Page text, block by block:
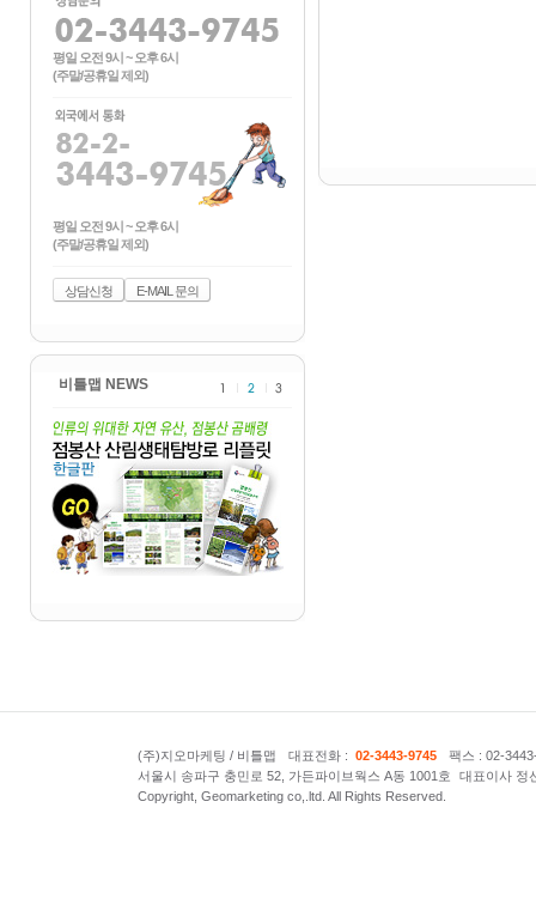
평일 오전 9시 ~ 오후 6시
(주말/공휴일 제외)
평일 오전 9시 ~ 오후 6시
(주말/공휴일 제외)
상담신청 E-MAIL 문의
비틀맵 NEWS
(주)지오마케팅 / 비틀맵 대표전화 : 02-3443-9745
팩스 : 02-
서울시 송파구 충민로 52, 가든파이브웍스 A동 1001호
대표이사 정
Copyright, Geomarketing co,.ltd. All Rights Reserved.